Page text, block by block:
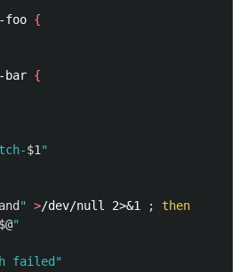
foo {
bar {
$1 "
" >/dev/null 2>&1 ;
then
$@"
failed"